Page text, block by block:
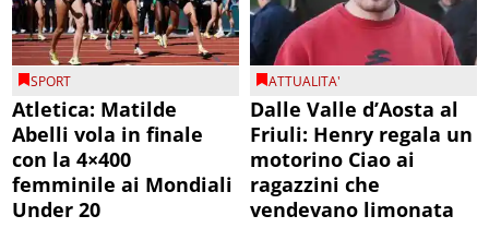
SPORT
Atletica: Matilde
Abelli vola in finale
con la 4×400
femminile ai Mondiali
Under 20
ATTUALITA'
Dalle Valle d’Aosta al
Friuli: Henry regala un
motorino Ciao ai
ragazzini che
vendevano limonata